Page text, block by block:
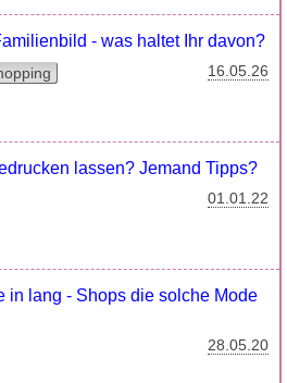
- was haltet Ihr davon?
16.05.26
lassen? Jemand Tipps?
01.01.22
in lang - Shops die solche Mode
28.05.20